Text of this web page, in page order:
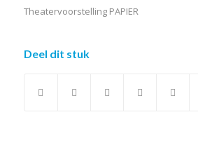
Theatervoorstelling PAPIER
Deel dit stuk